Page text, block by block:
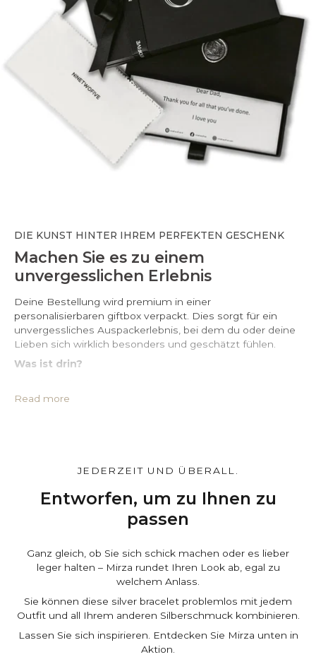
DIE KUNST HINTER IHREM PERFEKTEN GESCHENK
Machen Sie es zu einem
unvergesslichen Erlebnis
Deine Bestellung wird premium in einer
personalisierbaren giftbox verpackt. Dies sorgt für ein
unvergessliches Auspackerlebnis, bei dem du oder deine
Lieben sich wirklich besonders und geschätzt fühlen.
Was ist drin?
• Schutzhülle aus PU-Leder*
Auf der Warenkorbseite können Sie die box und den
Nachricht hinterlassen. Kostenlos.
Read more
JEDERZEIT UND ÜBERALL.
Entworfen, um zu Ihnen zu
passen
Ganz gleich, ob Sie sich schick machen oder es lieber
leger halten – Mirza rundet Ihren Look ab, egal zu
welchem Anlass.
Sie können diese silver bracelet problemlos mit jedem
Outfit und all Ihrem anderen Silberschmuck kombinieren.
Lassen Sie sich inspirieren. Entdecken Sie Mirza unten in
Aktion.